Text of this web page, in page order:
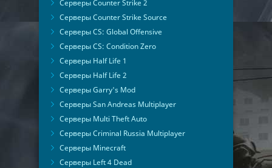
Серверы Counter Strike 2
Серверы Counter Strike Source
Серверы CS: Global Offensive
Серверы CS: Condition Zero
Серверы Half Life 1
Серверы Half Life 2
Серверы Garry's Mod
Серверы San Andreas Multiplayer
Серверы Multi Theft Auto
Серверы Criminal Russia Multiplayer
Серверы Minecraft
Серверы Left 4 Dead